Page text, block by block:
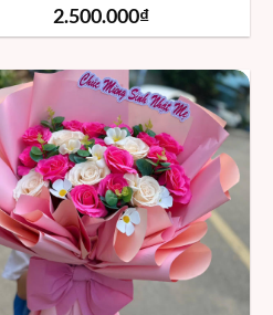
2.500.000₫